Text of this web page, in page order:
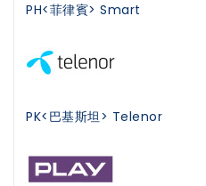
PH<菲律賓> Smart
PK<巴基斯坦> Telenor